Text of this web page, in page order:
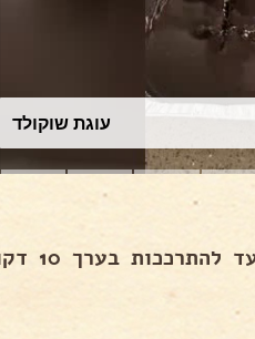
עוגת שוקולד
בערך 10 דקות..